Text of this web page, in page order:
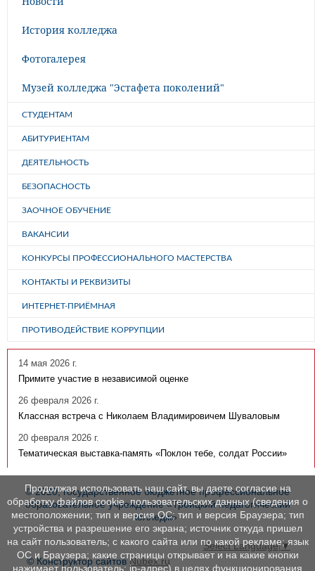
История колледжа
Фотогалерея
Музей колледжа "Эстафета поколений"
СТУДЕНТАМ
АБИТУРИЕНТАМ
ДЕЯТЕЛЬНОСТЬ
БЕЗОПАСНОСТЬ
ЗАОЧНОЕ ОБУЧЕНИЕ
ВАКАНСИИ
КОНКУРСЫ ПРОФЕССИОНАЛЬНОГО МАСТЕРСТВА
КОНТАКТЫ И РЕКВИЗИТЫ
ИНТЕРНЕТ-ПРИЁМНАЯ
ПРОТИВОДЕЙСТВИЕ КОРРУПЦИИ
14 мая 2026 г.
Примите участие в независимой оценке
26 февраля 2026 г.
Классная встреча с Николаем Владимировичем Шуваловым
20 февраля 2026 г.
Тематическая выставка-память «Поклон тебе, солдат России»
© 2020, государственное бюджетное профессиональное
образовательное учреждение «Троицкий педагогический
колледж»
Select Language▼
© Конструктор сайтовNubex.ru
Продолжая использовать наш сайт, вы даете согласие на
обработку файлов cookie, пользовательских данных (сведения о
местоположении; тип и версия ОС; тип и версия Браузера; тип
устройства и разрешение его экрана; источник откуда пришел
на сайт пользователь; с какого сайта или по какой рекламе; язык
ОС и Браузера; какие страницы открывает и на какие кнопки
нажимает пользователь; ip-адрес) в целях функционирования